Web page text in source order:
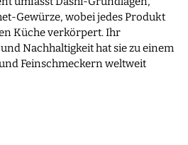
Gewürze, wobei jedes Produkt
Küche verkörpert. Ihr
Nachhaltigkeit hat sie zu einem
Feinschmeckern weltweit